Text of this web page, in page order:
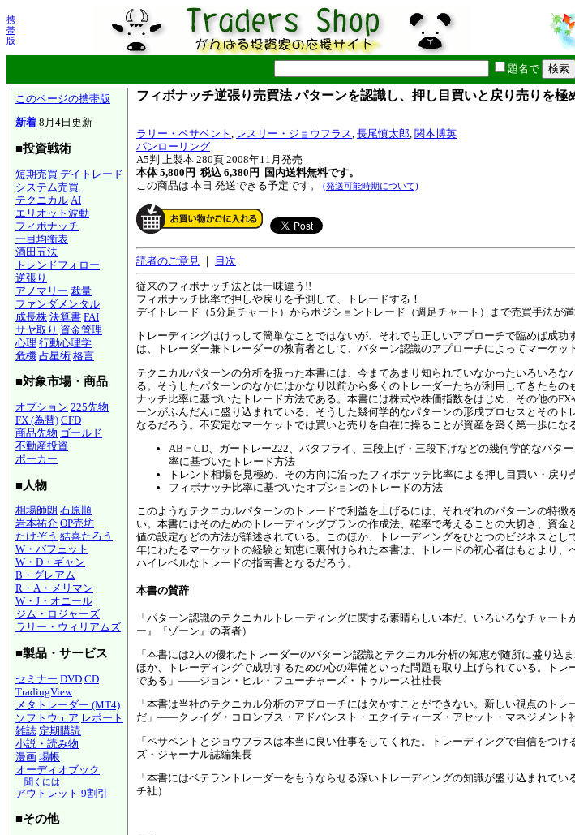
携
帯
版
題名で
このページの携帯版
新着 8月4日更新
■投資戦術
短期売買 デイトレード
システム売買
テクニカル AI
エリオット波動
フィボナッチ
一目均衡表
酒田五法
トレンドフォロー
逆張り
アノマリー 裁量
ファンダメンタル
成長株 決算書 FAI
サヤ取り 資金管理
心理 行動心理学
危機 占星術 格言
■対象市場・商品
オプション 225先物
FX (為替) CFD
商品先物 ゴールド
不動産投資
ポーカー
■人物
相場師朗 石原順
岩本祐介 OP売坊
たけぞう 結喜たろう
W・バフェット
W・D・ギャン
B・グレアム
R・A・メリマン
W・J・オニール
ジム・ロジャーズ
ラリー・ウィリアムズ
■製品・サービス
セミナー DVD CD
TradingView
メタトレーダー (MT4)
ソフトウェア レポート
雑誌 定期購読
小説・読み物
漫画 場帳
オーディオブック
聞くには
アウトレット 9割引
■その他
フィボナッチ逆張り売買法 パターンを認識し、押し目買いと戻り売りを極
ラリー・ペサベント , レスリー・ジョウフラス, 長尾慎太郎, 関本博英
パンローリング
A5判 上製本 280頁 2008年11月発売
本体 5,800円 税込 6,380円
国内送料無料です。
この商品は 本日 発送できる予定です。
(発送可能時期について)
読者のご意見 ｜ 目次
従来のフィボナッチ法とは一味違う!!
フィボナッチ比率で押しや戻りを予測して、トレードする！
デイトレード（5分足チャート）からポジショントレード（週足チャート）まで売買手法が満
トレーディングはけっして簡単なことではないが、それでも正しいアプローチで臨めば成
は、トレーダー兼トレーダーの教育者として、パターン認識のアプローチによってマーケッ
テクニカルパターンの分析を扱った本書には、今まであまり知られていなかったいろいろ
る。そうしたパターンのなかにはかなり以前から多くのトレーダーたちが利用してきたも
ナッチ比率に基づいたトレード方法である。本書には株式や株価指数をはじめ、その他の
ーンがふんだんに盛り込まれている。そうした幾何学的なパターンの形成プロセスとその
なるだろう。不安定なマーケットでは買いと売りを自在に操ることが資産を築く第一歩にな
AB＝CD、ガートレー222、バタフライ、三段上げ・三段下げなどの幾何学的なパタ
率に基づいたトレード方法
トレンド相場を見極め、その方向に沿ったフィボナッチ比率による押し目買い・戻り
フィボナッチ比率に基づいたオプションのトレードの方法
このようなテクニカルパターンのトレードで利益を上げるには、それぞれのパターンの特
い。本書にはそのためのトレーディングプランの作成法、確率で考えることの大切さ、資
値の設定などの方法が詳述されている。このほか、トレーディングをひとつのビジネスと
年にわたるマーケットの経験と知恵に裏付けられた本書は、トレードの初心者はもとより
ハイレベルなトレードの指南書となるだろう。
本書の賛辞
「パターン認識のテクニカルトレーディングに関する素晴らしい本だ。いろいろなチャ
ー』『ゾーン』の著者）
「本書には2人の優れたトレーダーのパターン認識とテクニカル分析の知恵が随所に盛り
ほか、トレーディングで成功するための心の準備といった問題も取り上げられている。ト
である」――ジョン・ヒル・フューチャーズ・トゥルース社社長
「本書は当社のテクニカル分析のアプローチには欠かすことができない。新しい視点のト
だ」――クレイグ・コロンブス・アドバンスト・エクイティーズ・アセット・マネジメント
「ペサベントとジョウフラスは本当に良い仕事をしてくれた。トレーディングで自信を
ズ・ジャーナル誌編集長
「本書にはベテラントレーダーをもうならせる深いトレーディングの知識が盛り込まれ
チ社）